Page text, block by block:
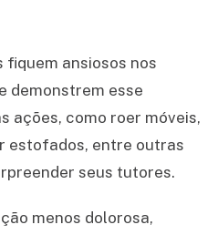
fiquem ansiosos nos
demonstrem esse
ações, como roer móveis,
estofados, entre outras
seus tutores.
menos dolorosa,